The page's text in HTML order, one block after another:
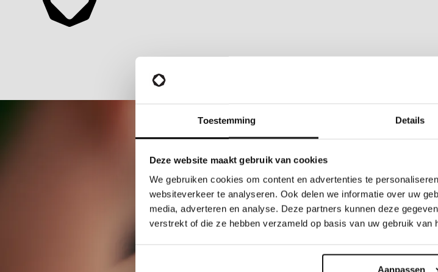
Toestemming Details
Deze website maakt gebruik van cookies
We gebruiken cookies om content en advertenties te
websiteverkeer te analyseren. Ook delen we informatie over uw
media, adverteren en analyse. Deze partners kunnen deze
verstrekt of die ze hebben verzameld op basis van uw gebruik van
Aanpassen